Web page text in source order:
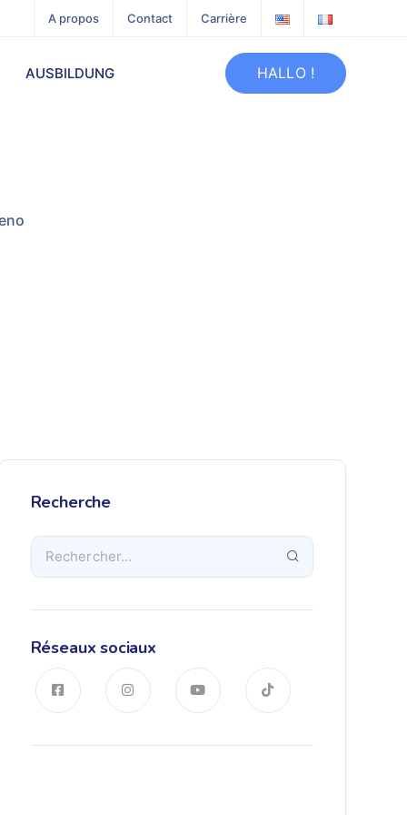
A propos Contact Carrière
AUSBILDUNG HALLO !
Recherche
Réseaux sociaux